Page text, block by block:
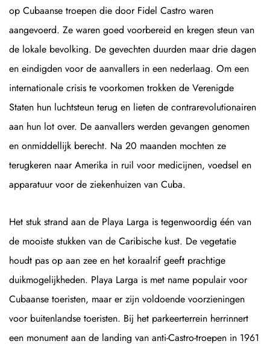
op Cubaanse troepen die door Fidel Castro waren
aangevoerd. Ze waren goed voorbereid en kregen steun van
de lokale bevolking. De gevechten duurden maar drie dagen
en eindigden voor de aanvallers in een nederlaag. Om een
internationale crisis te voorkomen trokken de Verenigde
Staten hun luchtsteun terug en lieten de contrarevolutionairen
aan hun lot over. De aanvallers werden gevangen genomen
en onmiddellijk berecht. Na 20 maanden mochten ze
terugkeren naar Amerika in ruil voor medicijnen, voedsel en
apparatuur voor de ziekenhuizen van Cuba.
Het stuk strand aan de Playa Larga is tegenwoordig één van
de mooiste stukken van de Caribische kust. De vegetatie
houdt pas op aan zee en het koraalrif geeft prachtige
duikmogelijkheden. Playa Larga is met name populair voor
Cubaanse toeristen, maar er zijn voldoende voorzieningen
voor buitenlandse toeristen. Bij het parkeerterrein herrinnert
een monument aan de landing van anti-Castro-troepen in 1961